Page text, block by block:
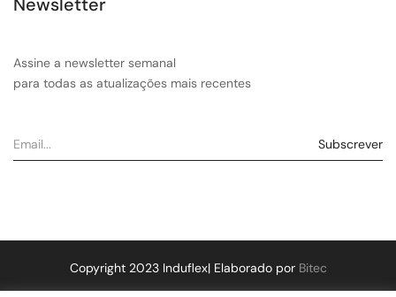
Assine a newsletter semanal
para todas as atualizações mais recentes
Copyright 2023 Induflex| Elaborado por Bitec